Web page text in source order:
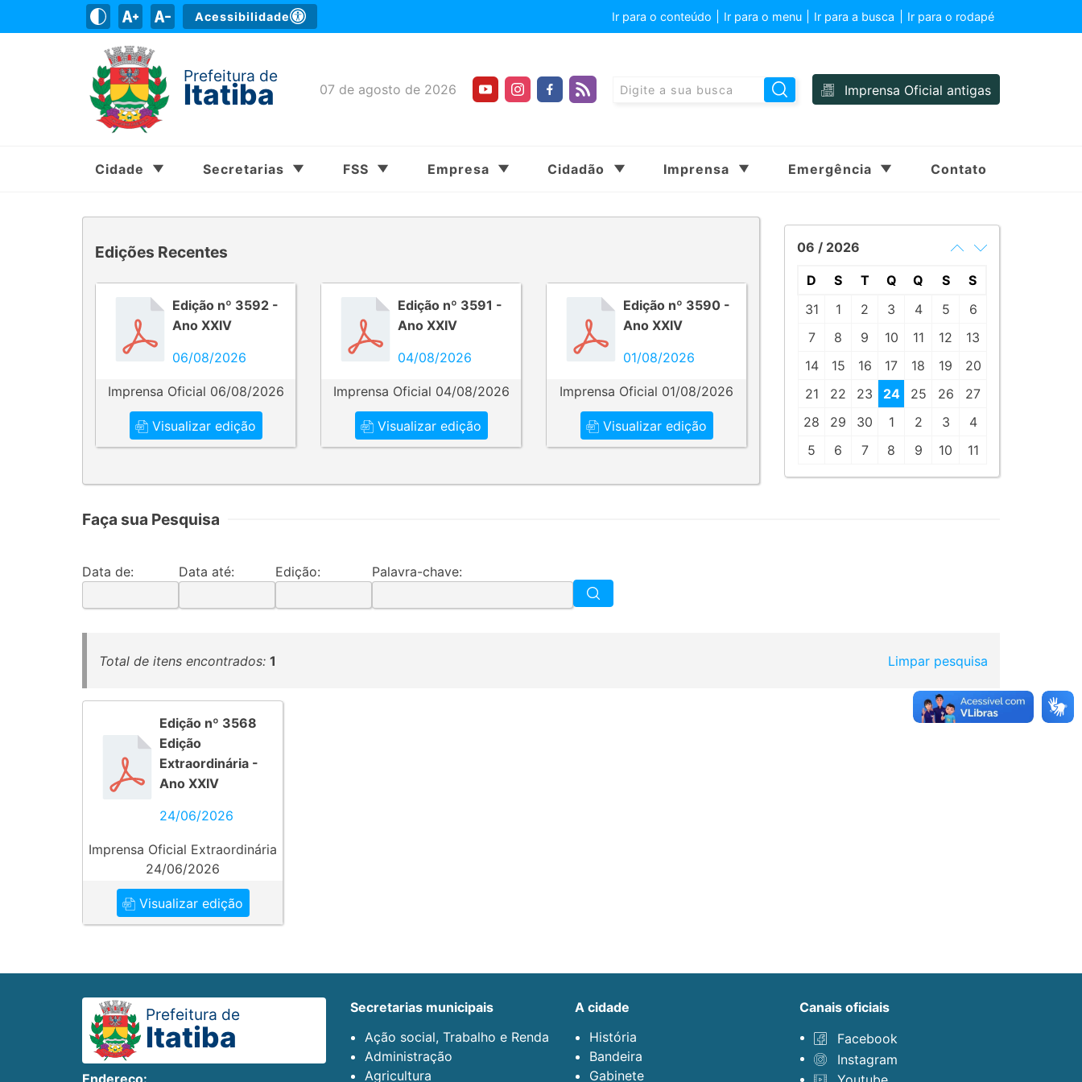
Acessibilidade Ir para o conteúdo Ir para o menu Ir para a busca Ir para o rodapé
Prefeitura de
Itatiba 07 de agosto de 2026 Imprensa Oficial antigas
Cidade Secretarias FSS Empresa Cidadão Imprensa Emergência Contato
Edições Recentes
Edição nº 3592 -
Ano XXIV
06/08/2026
Imprensa Oficial 06/08/2026
Visualizar edição
Edição nº 3591 -
Ano XXIV
04/08/2026
Imprensa Oficial 04/08/2026
Visualizar edição
Edição nº 3590 -
Ano XXIV
01/08/2026
Imprensa Oficial 01/08/2026
Visualizar edição
06 / 2026
D S T Q Q S
S
31
1 2 3 4 5
6
7
8 9 10 11 12
13
14
15 16 17 18 19
20
21
22 23 24 25 26
27
28
29 30 1 2 3
4
5
6 7 8 9 10 11
Faça sua Pesquisa
Data de: Data até: Edição: Palavra-chave:
Total de itens encontrados: 1 Limpar pesquisa
Edição nº 3568
Edição
Extraordinária -
Ano XXIV
24/06/2026
Imprensa Oficial Extraordinária
24/06/2026
Visualizar edição
Prefeitura de
Itatiba
secretarias municipais
Ação social, Trabalho e Renda
Administração
Agricultura
a cidade
História
Bandeira
Gabinete
canais oficiais
Facebook
Instagram